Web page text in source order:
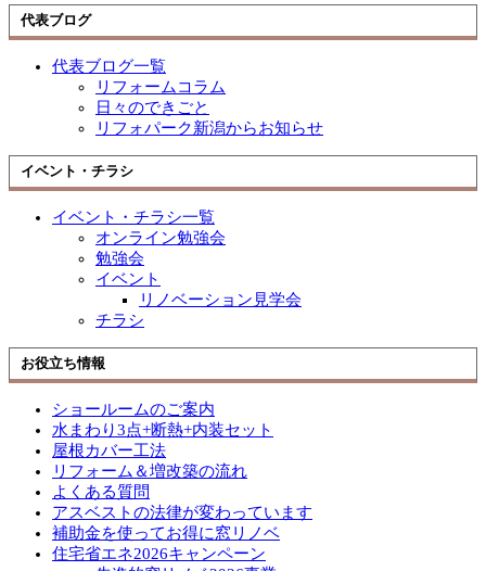
代表ブログ
代表ブログ一覧
リフォームコラム
日々のできごと
リフォパーク新潟からお知らせ
イベント・チラシ
イベント・チラシ一覧
オンライン勉強会
勉強会
イベント
リノベーション見学会
チラシ
お役立ち情報
ショールームのご案内
水まわり3点+断熱+内装セット
屋根カバー工法
リフォーム＆増改築の流れ
よくある質問
アスベストの法律が変わっています
補助金を使ってお得に窓リノベ
住宅省エネ2026キャンペーン